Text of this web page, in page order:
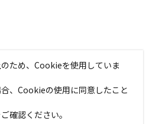
ため、Cookieを使用していま
、Cookieの使用に同意したこと
確認ください。